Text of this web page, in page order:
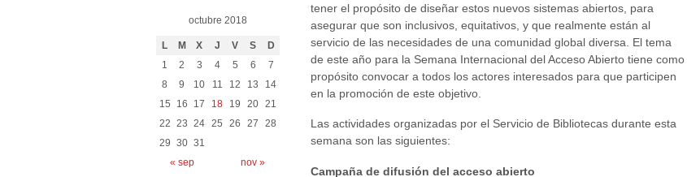
tener el propósito de diseñar estos nuevos sistemas abiertos, para
asegurar que son inclusivos, equitativos, y que realmente están al
servicio de las necesidades de una comunidad global diversa. El tema
de este año para la Semana Internacional del Acceso Abierto tiene como
propósito convocar a todos los actores interesados para que participen
en la promoción de este objetivo.
Las actividades organizadas por el Servicio de Bibliotecas durante esta
semana son las siguientes:
Campaña de difusión del acceso abierto
octubre 2018
L M X J V S D
« sep nov »
1 2 3 4 5 6
7
8
9 10 11 12 13
14
15
16 17 18 19 20 21
22 23 24 25 26 27
28
29 30 31